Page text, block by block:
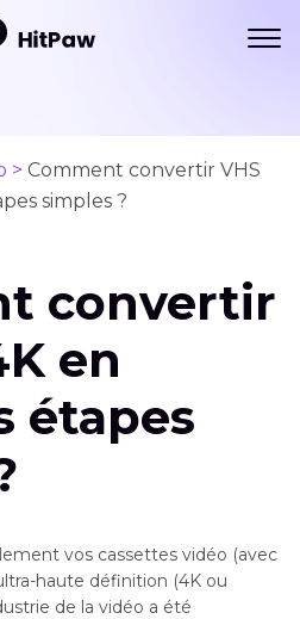
> Comment convertir VHS
simples ?
convertir
en
étapes
vos cassettes vidéo (avec
haute définition (4K ou
de la vidéo a été